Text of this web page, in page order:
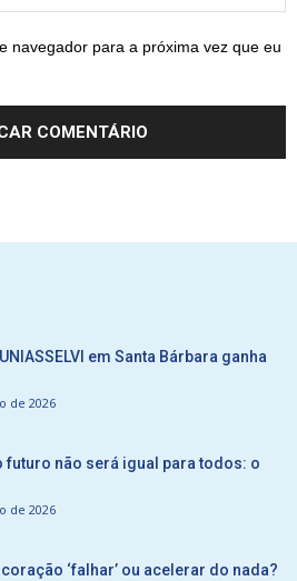
navegador para a próxima vez que eu
em Santa Bárbara ganha
de 2026
futuro não será igual para todos: o
de 2026
‘falhar’ ou acelerar do nada?